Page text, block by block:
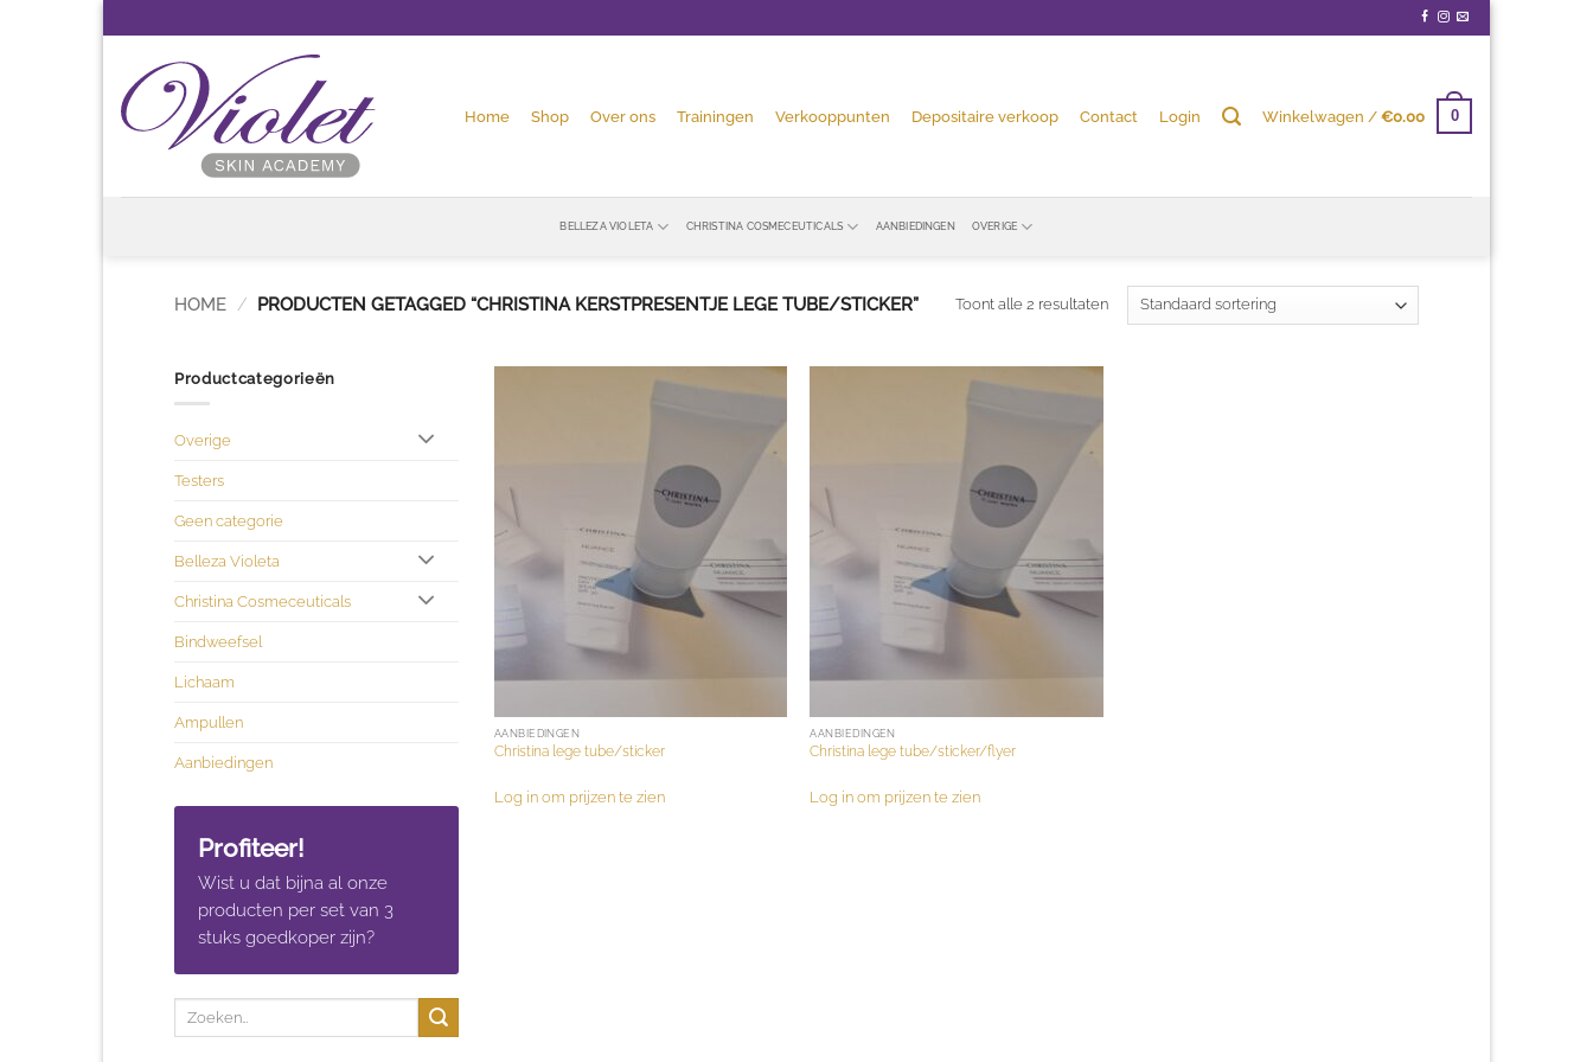
naar
Home Shop Over ons Trainingen Verkooppunten Depositaire verkoop Contact Login Winkelwagen /€0.00 0
BELLEZA VIOLETA CHRISTINA COSMECEUTICALS AANBIEDINGEN OVERIGE
HOME / PRODUCTEN GETAGGED “CHRISTINA KERSTPRESENTJE LEGE TUBE/STICKER” Toont alle 2 resultaten
Productcategorieën
Overige
Testers
Geen categorie
Belleza Violeta
Christina Cosmeceuticals
Bindweefsel
Lichaam
Ampullen
Aanbiedingen
Profiteer!
Wist u dat bijna al onze
producten per set van 3
stuks goedkoper zijn?
Zoeken
AANBIEDINGEN
Christina lege tube/sticker
Log in om prijzen te zien
AANBIEDINGEN
Christina lege tube/sticker/flyer
Log in om prijzen te zien